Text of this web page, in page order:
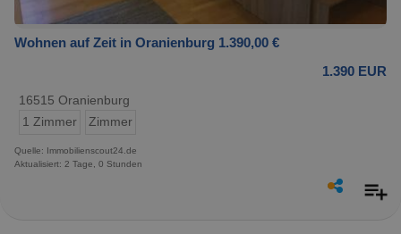
Wohnen auf Zeit in Oranienburg 1.390,00 €
1.390 EUR
16515 Oranienburg
1 Zimmer
Zimmer
Quelle: Immobilienscout24.de
Aktualisiert: 2 Tage, 0 Stunden